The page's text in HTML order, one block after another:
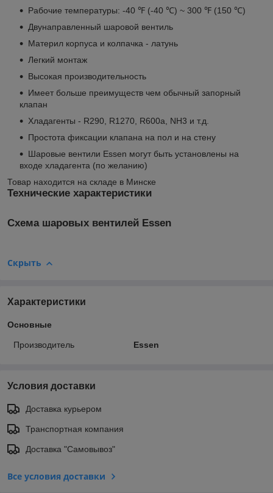
Рабочие температуры: -40 ℉ (-40 ℃) ~ 300 ℉ (150 ℃)
Двунаправленный шаровой вентиль
Материл корпуса и колпачка - латунь
Легкий монтаж
Высокая производительность
Имеет больше преимуществ чем обычный запорный
клапан
Хладагенты - R290, R1270, R600a, NH3 и т.д.
Простота фиксации клапана на пол и на стену
Шаровые вентили Essen могут быть установлены на
входе хладагента (по желанию)
Товар находится на складе в Минске
Технические характеристики
Схема шаровых вентилей Essen
Скрыть
Характеристики
Основные
Производитель Essen
Условия доставки
Доставка курьером
Транспортная компания
Доставка "Самовывоз"
Все условия доставки